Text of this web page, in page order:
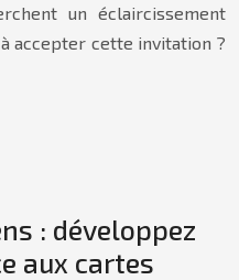
un éclaircissement
accepter cette invitation ?
: développez
aux cartes